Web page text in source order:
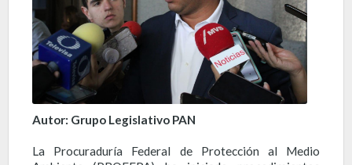
Autor: Grupo Legislativo PAN
La Procuraduría Federal de Protección al Medio